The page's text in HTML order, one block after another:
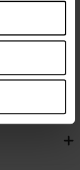
tuin.